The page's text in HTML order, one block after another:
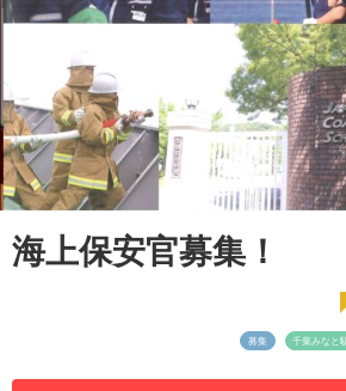
海上保安官募集！
募集 千葉みなと